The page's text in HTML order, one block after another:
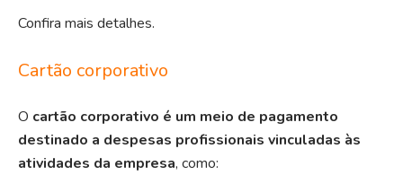
Confira mais detalhes.
Cartão corporativo
O cartão corporativo é um meio de pagamento
destinado a despesas profissionais vinculadas às
atividades da empresa, como: